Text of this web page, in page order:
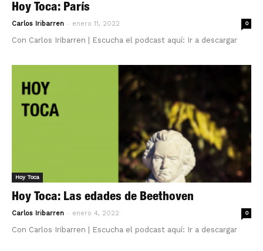
Hoy Toca: París
Carlos Iribarren - enero 11, 2022 0
Con Carlos Iribarren | Escucha el podcast aquí: Ir a descargar
Hoy Toca
Hoy Toca: Las edades de Beethoven
Carlos Iribarren - enero 4, 2022 0
Con Carlos Iribarren | Escucha el podcast aquí: Ir a descargar